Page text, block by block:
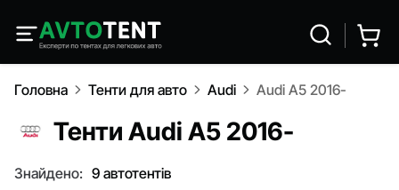
Головна Тенти для авто Audi Audi A5 2016-
Тенти Audi A5 2016-
Знайдено: 9 автотентів